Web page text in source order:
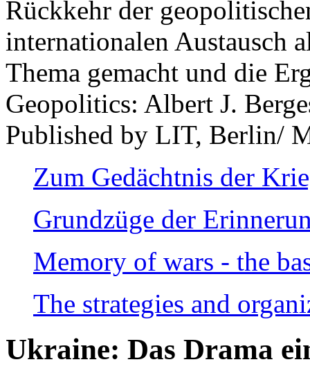
Rückkehr der
internationalen Austausch
Thema gemacht und die
Geopolitics: Albert J.
Published by LIT, Berlin/
Zum Gedächtnis der
Grundzüge der
Memory of wars - the
The strategies and
Ukraine: Das Drama